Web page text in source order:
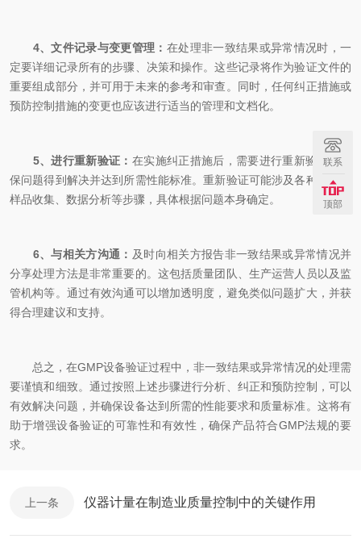
4、文件记录与变更管理： 在处理非一致结果或异常情况时，一
定要详细记录所有的步骤、决策和操作。这些记录将作为验证文件的
重要组成部分，并可用于未来的参考和审查。同时，任何纠正措施或
预防控制措施的变更也应该进行适当的管理和文档化。
5、进行重新验证： 在实施纠正措施后，需要进行重新验证以确
保问题得到解决并达到所需性能标准。重新验证可能涉及各种测试、
样品收集、数据分析等步骤，具体根据问题本身确定。
6、与相关方沟通： 及时向相关方报告非一致结果或异常情况并
分享处理方法是非常重要的。这包括质量团队、生产运营人员以及监
管机构等。通过有效沟通可以增加透明度，避免类似问题扩大，并获
得合理建议和支持。
总之，在GMP设备验证过程中，非一致结果或异常情况的处理需
要谨慎和细致。通过按照上述步骤进行分析、纠正和预防控制，可以
有效解决问题，并确保设备达到所需的性能要求和质量标准。这将有
助于增强设备验证的可靠性和有效性，确保产品符合GMP法规的要
求。
上一条 仪器计量在制造业质量控制中的关键作用
联系
顶部